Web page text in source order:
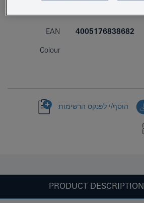
EAN 4005176838682
Colour
הוסף/י לפנקס הרשימות
PRODUCT DESCRIPTION